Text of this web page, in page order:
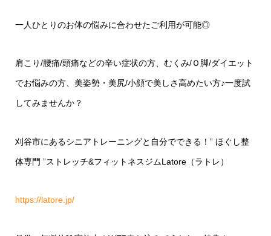
一人ひとりのお体の悩みに合わせたご利用が可能◎
肩こり/腰痛/頭痛などの辛い症状の方、むくみ/Ｏ脚/ダイエット
でお悩みの方、美姿勢・美尻/小顔で美しさ高めたい方♪一度試
してみませんか？
刈谷市にあるシニアトレーニングと自分でできる！” ほぐし整
体専門 ”ストレッチ&フィットネスジムLatore（ラトレ）
https://latore.jp/